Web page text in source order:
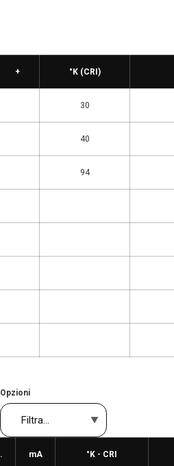
+ °K (CRI)
30
40
94
Opzioni
mA °K - CRI